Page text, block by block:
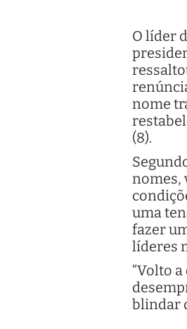
O líder
nome
(8).
nomes,
uma
fazer
líderes
“Volto
blindar